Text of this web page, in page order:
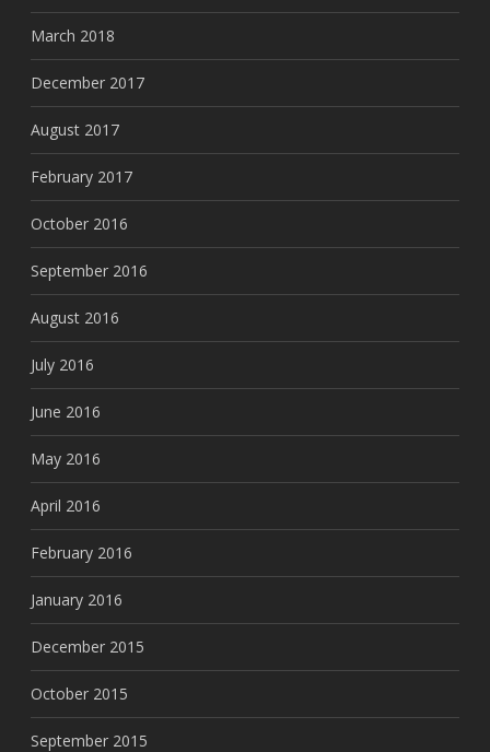
March 2018
December 2017
August 2017
February 2017
October 2016
September 2016
August 2016
July 2016
June 2016
May 2016
April 2016
February 2016
January 2016
December 2015
October 2015
September 2015